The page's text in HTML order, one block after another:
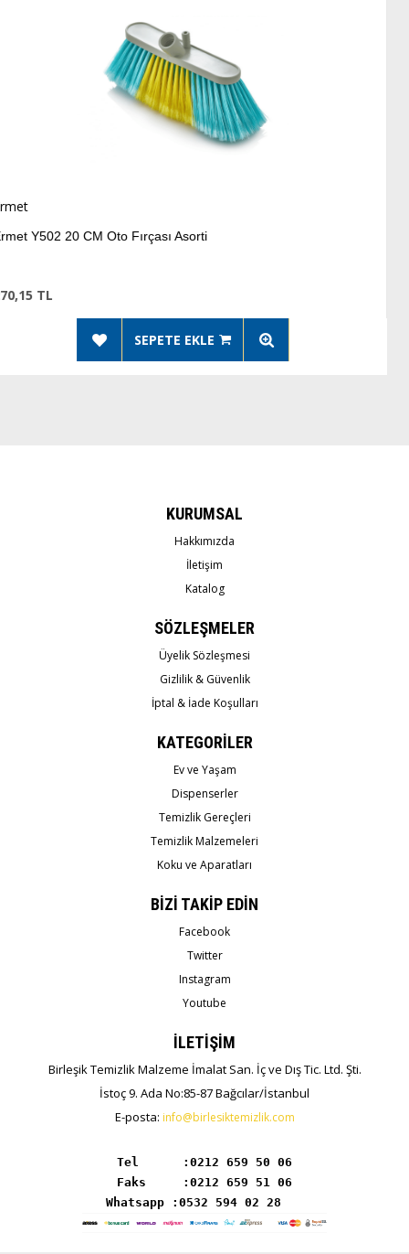
Asorti
KURUMSAL
Hakkımızda
İletişim
Katalog
SÖZLEŞMELER
Üyelik Sözleşmesi
Gizlilik & Güvenlik
İptal & İade Koşulları
KATEGORİLER
Ev ve Yaşam
Dispenserler
Temizlik Gereçleri
Temizlik Malzemeleri
Koku ve Aparatları
BİZİ TAKİP EDİN
Facebook
Twitter
Instagram
Youtube
İLETİŞİM
Birleşik Temizlik Malzeme İmalat San. İç ve Dış Tic. Ltd. Şti.
İstoç 9. Ada No:85-87 Bağcılar/İstanbul
E-posta: info@birlesiktemizlik.com
Tel      :
Whatsapp :0532 594 02 28